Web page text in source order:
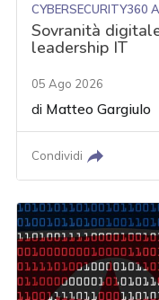
CYBERSECURITY360
Sovranità
leadership IT
05 Ago 2026
di Matteo Gargiulo
Condividi